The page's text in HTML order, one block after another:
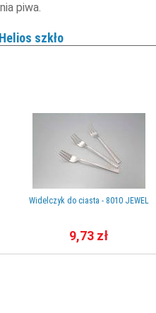
piwa.
Helios szkło
Widelczyk do ciasta - 8010 JEWEL
9,73 zł